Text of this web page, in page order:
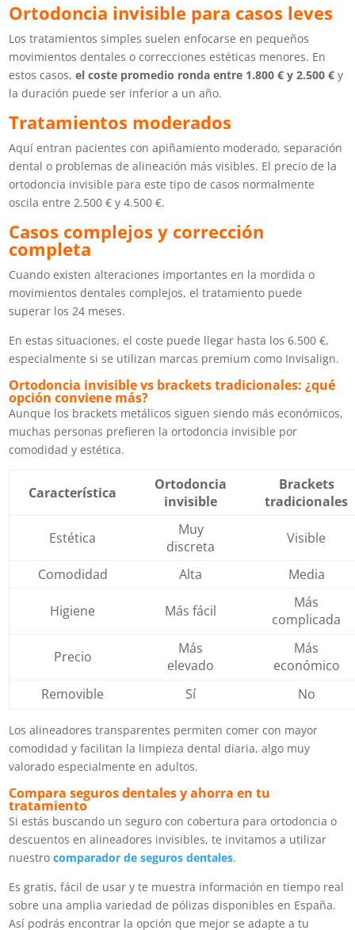
Ortodoncia invisible para casos leves
Los tratamientos simples suelen enfocarse en pequeños
movimientos dentales o correcciones estéticas menores. En
estos casos,el coste promedio ronda entre 1.800 € y 2.500 €y
la duración puede ser inferior a un año.
Tratamientos moderados
Aquí entran pacientes con apiñamiento moderado, separación
dental o problemas de alineación más visibles. El precio de la
ortodoncia invisible para este tipo de casos normalmente
oscila entre 2.500 € y 4.500 €.
Casos complejos y corrección
completa
Cuando existen alteraciones importantes en la mordida o
movimientos dentales complejos, el tratamiento puede
superar los 24 meses.
En estas situaciones, el coste puede llegar hasta los 6.500 €,
especialmente si se utilizan marcas premium como Invisalign.
Ortodoncia invisible vs brackets tradicionales: ¿qué
opción conviene más?
Aunque los brackets metálicos siguen siendo más económicos,
muchas personas prefieren la ortodoncia invisible por
comodidad y estética.
Característica
Ortodoncia
invisible
Brackets
tradicionales
Estética
Muy
discreta
Visible
Comodidad Alta Media
Higiene Más fácil
Más
complicada
Precio
Más
elevado
Más
económico
Removible
Sí No
Los alineadores transparentes permiten comer con mayor
comodidad y facilitan la limpieza dental diaria, algo muy
valorado especialmente en adultos.
Compara seguros dentales y ahorra en tu
tratamiento
Si estás buscando un seguro con cobertura para ortodoncia o
descuentos en alineadores invisibles, te invitamos a utilizar
nuestrocomparador de seguros dentales.
Es gratis, fácil de usar y te muestra información en tiempo real
sobre una amplia variedad de pólizas disponibles en España.
Así podrás encontrar la opción que mejor se adapte a tu